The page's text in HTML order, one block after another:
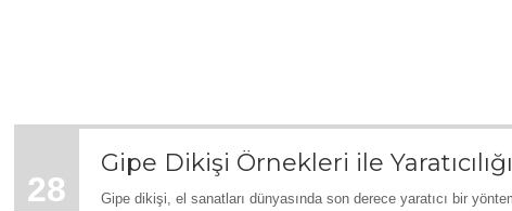
28
Gipe Dikişi Örnekleri ile
Gipe dikişi, el sanatları dünyasında son derece yaratıcı bir